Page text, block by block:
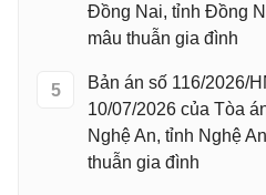
Đồng Nai, tỉnh Đồng
mâu thuẫn gia đình
5
Bản án số 116/2026/
10/07/2026 của Tòa
Nghệ An, tỉnh Nghệ
thuẫn gia đình